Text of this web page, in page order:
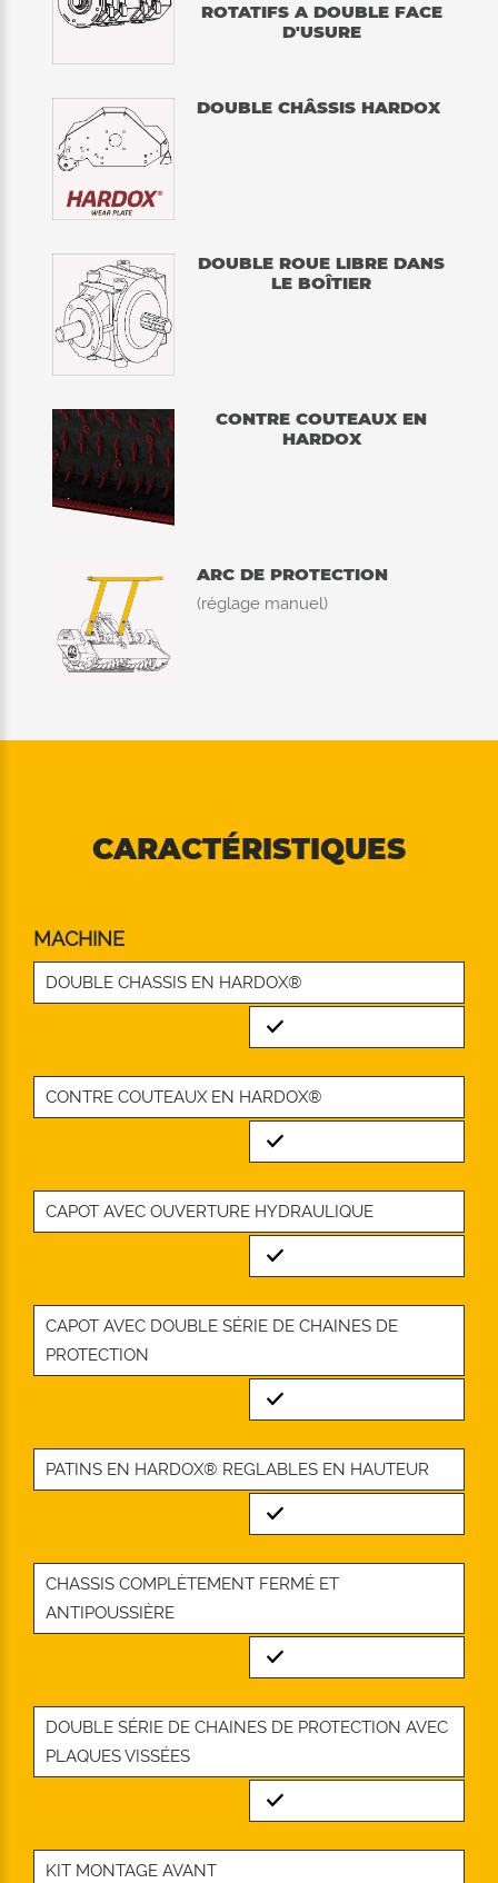
ROTATIFS A DOUBLE FACE
D'USURE
DOUBLE CHÂSSIS HARDOX
DOUBLE ROUE LIBRE DANS
LE BOÎTIER
CONTRE COUTEAUX EN
HARDOX
ARC DE PROTECTION
(réglage manuel)
CARACTÉRISTIQUES
MACHINE
DOUBLE CHASSIS EN HARDOX®
Standard
CONTRE COUTEAUX EN HARDOX®
Standard
CAPOT AVEC OUVERTURE HYDRAULIQUE
Standard
CAPOT AVEC DOUBLE SÉRIE DE CHAINES DE
PROTECTION
Standard
PATINS EN HARDOX® REGLABLES EN HAUTEUR
Standard
CHASSIS COMPLÈTEMENT FERMÉ ET
ANTIPOUSSIÈRE
Standard
DOUBLE SÉRIE DE CHAINES DE PROTECTION AVEC
PLAQUES VISSÉES
Standard
KIT MONTAGE AVANT